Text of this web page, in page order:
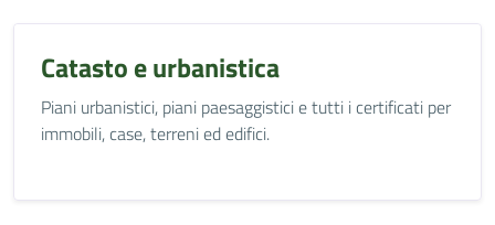
Catasto e urbanistica
Piani urbanistici, piani paesaggistici e tutti i certificati per
immobili, case, terreni ed edifici.